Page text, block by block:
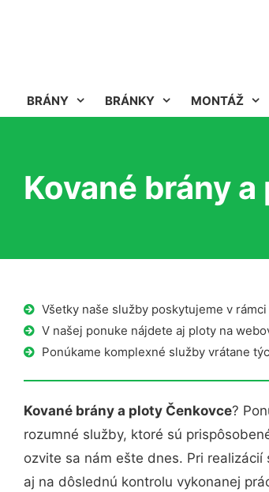
BRÁNY BRÁNKY MONTÁŽ
Kované brány
Všetky naše služby poskytujeme v rámci
V našej ponuke nájdete aj ploty na
Ponúkame komplexné služby vrátane
Kované brány a ploty Čenkovce?
rozumné služby, ktoré sú
ozvite sa nám ešte dnes. Pri
aj na dôslednú kontrolu vykonanej